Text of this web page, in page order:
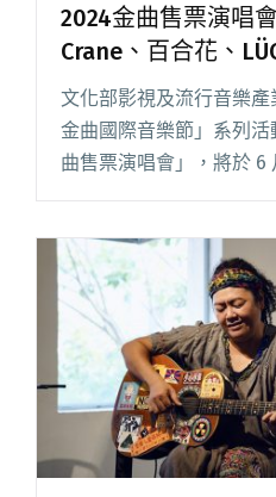
2024金曲售票演唱
Crane、百合花、
外卡司輪番開唱
文化部影視及流行音樂產
金曲國際音樂節」系列活
曲售票演唱會」，將於 6
CORNER MAX 大角落多
唱會六月登場 鶴The
達12組國內外卡司輪番開